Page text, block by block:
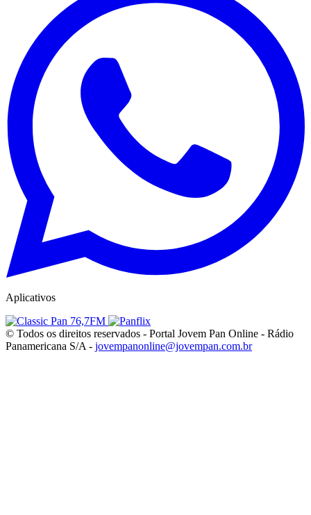
Aplicativos
© Todos os direitos reservados - Portal Jovem Pan Online - Rádio
Panamericana S/A - jovempanonline@jovempan.com.br